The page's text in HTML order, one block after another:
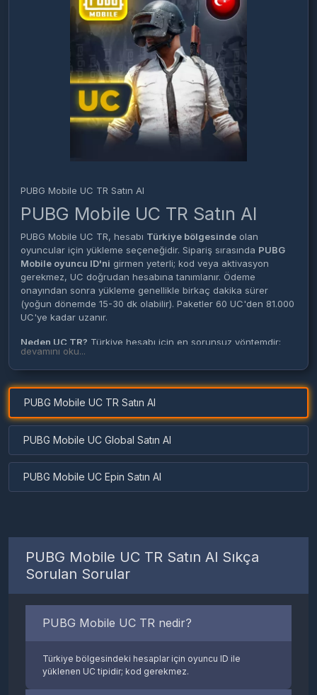
PUBG Mobile UC TR Satın Al
PUBG Mobile UC TR Satın Al
PUBG Mobile UC TR, hesabı Türkiye bölgesinde olan
oyuncular için yükleme seçeneğidir. Sipariş sırasında PUBG
Mobile oyuncu ID'ni girmen yeterli; kod veya aktivasyon
gerekmez, UC doğrudan hesabına tanımlanır. Ödeme
onayından sonra yükleme genellikle birkaç dakika sürer
(yoğun dönemde 15-30 dk olabilir). Paketler 60 UC'den 81.000
UC'ye kadar uzanır.
Neden UC TR? Türkiye hesabı için en sorunsuz yöntemdir:
kod yok, aktivasyon yok, oyuncu ID ile saniyeler içinde
tanımlanır. Hesabın yurt dışı bölgedeyseUC Globalsayfasını
kullan.
devamını oku...
PUBG Mobile UC TR Satın Al
PUBG Mobile UC Global Satın Al
PUBG Mobile UC Epin Satın Al
PUBG Mobile UC TR Satın Al Sıkça
Sorulan Sorular
PUBG Mobile UC TR nedir?
Türkiye bölgesindeki hesaplar için oyuncu ID ile
yüklenen UC tipidir; kod gerekmez.